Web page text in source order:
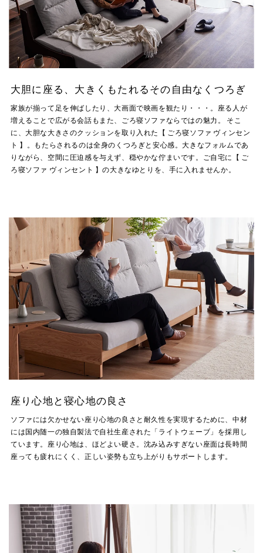
大胆に座る、大きくもたれるその自由なくつろぎ
家族が揃って足を伸ばしたり、大画面で映画を観たり・・・。座る人が
増えることで広がる会話もまた、ごろ寝ソファならではの魅力。 そこ
に、大胆な大きさのクッションを取り入れた【 ごろ寝ソファ ヴィンセン
ト 】。もたらされるのは全身のくつろぎと安心感。大きなフォルムであ
りながら、空間に圧迫感を与えず、穏やかな佇まいです。ご自宅に【 ご
ろ寝ソファ ヴィンセント 】の大きなゆとりを、手に入れませんか。
座り心地と寝心地の良さ
ソファには欠かせない座り心地の良さと耐久性を実現するために、中材
には国内随一の独自製法で自社生産された「ライトウェーブ」を採用し
ています。座り心地は、ほどよい硬さ。沈み込みすぎない座面は長時間
座っても疲れにくく、正しい姿勢も立ち上がりもサポートします。